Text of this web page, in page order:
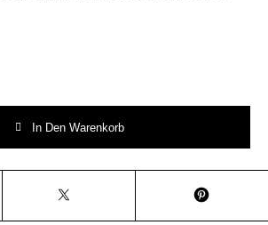
In Den Warenkorb